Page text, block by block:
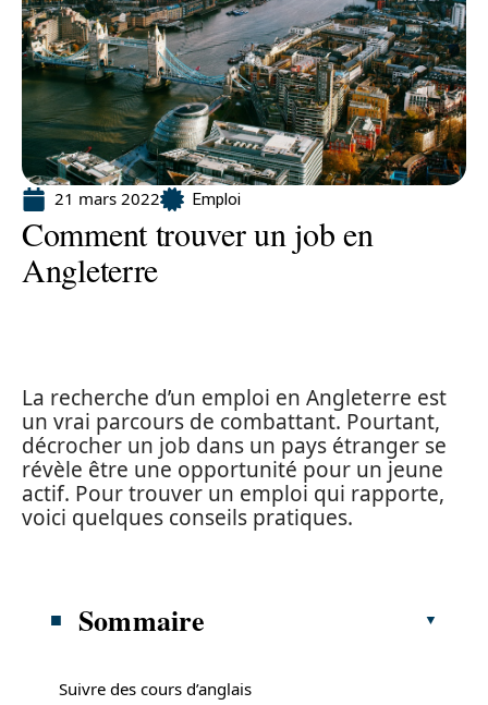
21 mars 2022 Emploi
Comment trouver un job en
Angleterre
La recherche d’un emploi en Angleterre est
un vrai parcours de combattant. Pourtant,
décrocher un job dans un pays étranger se
révèle être une opportunité pour un jeune
actif. Pour trouver un emploi qui rapporte,
voici quelques conseils pratiques.
Sommaire
Suivre des cours d’anglais